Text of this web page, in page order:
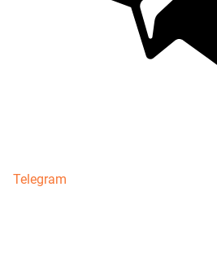
Telegram